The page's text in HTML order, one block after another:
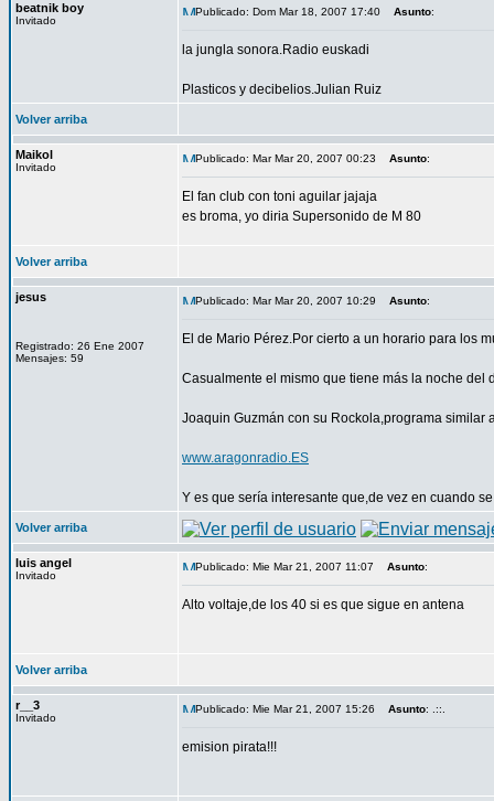
beatnik boy
Invitado
Publicado: Dom Mar 18, 2007 17:40 Asunto:
la jungla sonora.Radio euskadi
Plasticos y decibelios.Julian Ruiz
Volver arriba
Maikol
Invitado
Publicado: Mar Mar 20, 2007 00:23 Asunto:
El fan club con toni aguilar jajaja
es broma, yo diria Supersonido de M 80
Volver arriba
jesus
Registrado: 26 Ene 2007
Mensajes: 59
Publicado: Mar Mar 20, 2007 10:29 Asunto:
El de Mario Pérez.Por cierto a un horario para los
Casualmente el mismo que tiene más la noche
Joaquin Guzmán con su Rockola,programa similar
www.aragonradio.ES
Y es que sería interesante que,de vez en cuando
Volver arriba
luis angel
Invitado
Publicado: Mie Mar 21, 2007 11:07 Asunto:
Alto voltaje,de los 40 si es que sigue en antena
Volver arriba
r__3
Invitado
Publicado: Mie Mar 21, 2007 15:26 Asunto: .::.
emision pirata!!!